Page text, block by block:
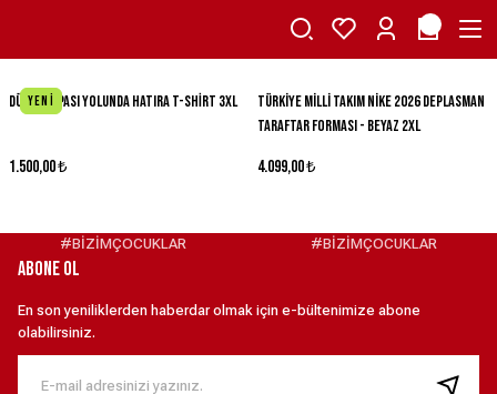
Yeni
DÜNYA KUPASI YOLUNDA HATIRA T-SHİRT 3XL
1.500,00 ₺
Türkiye Milli Takım Nike 2026 Deplasman
Taraftar Forması - Beyaz 2XL
4.099,00 ₺
#BİZİMÇOCUKLAR #BİZİMÇOCUKLAR
ABONE OL
En son yeniliklerden haberdar olmak için e-bültenimize abone
olabilirsiniz.